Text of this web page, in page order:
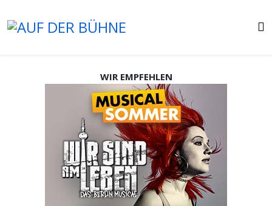
WIR EMPFEHLEN